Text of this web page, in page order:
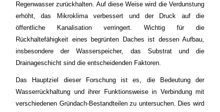
Regenwasser zurückhalten. Auf diese Weise wird die Verdunstung
erhöht, das Mikroklima verbessert und der Druck auf die
öffentliche Kanalisation verringert. Wichtig für die
Rückhaltefähigkeit eines begrünten Daches ist dessen Aufbau,
insbesondere der Wasserspeicher, das Substrat und die
Drainageschicht sind die entscheidenden Faktoren.
Das Hauptziel dieser Forschung ist es, die Bedeutung der
Wasserrückhaltung und ihrer Funktionsweise in Verbindung mit
verschiedenen Gründach-Bestandteilen zu untersuchen. Dies wird